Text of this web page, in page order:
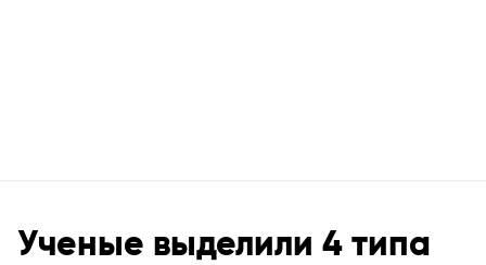
Ученые выделили 4 типа